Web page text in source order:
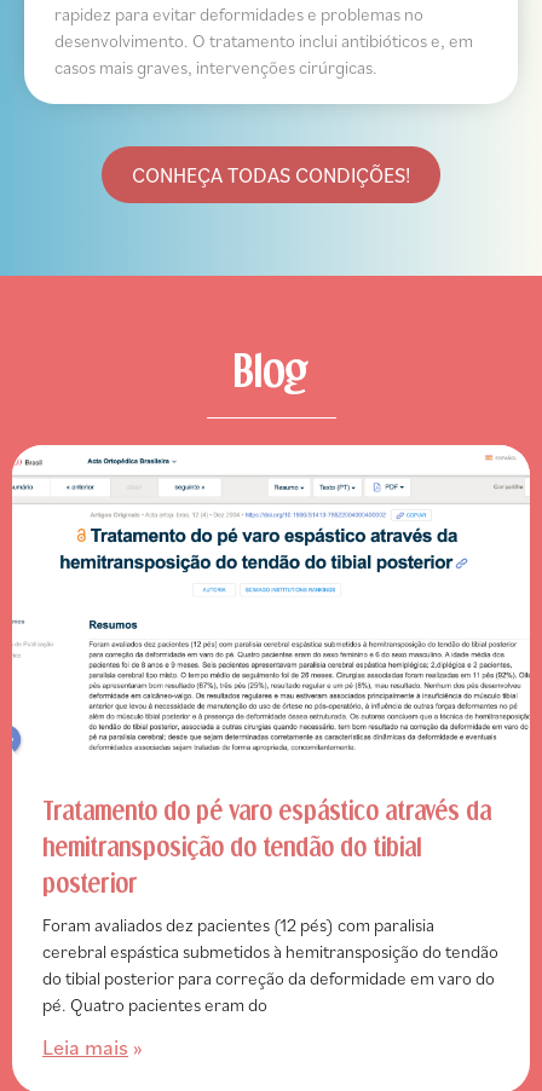
rapidez para evitar deformidades e problemas no
desenvolvimento. O tratamento inclui antibióticos e, em
casos mais graves, intervenções cirúrgicas.
CONHEÇA TODAS CONDIÇÕES!
Blog
Tratamento do pé varo espástico através da
hemitransposição do tendão do tibial
posterior
Foram avaliados dez pacientes (12 pés) com paralisia
cerebral espástica submetidos à hemitransposição do tendão
do tibial posterior para correção da deformidade em varo do
pé. Quatro pacientes eram do
Leia mais »